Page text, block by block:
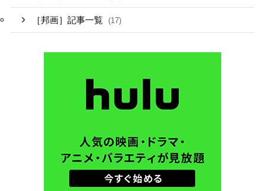
［邦画］記事一覧 (17)